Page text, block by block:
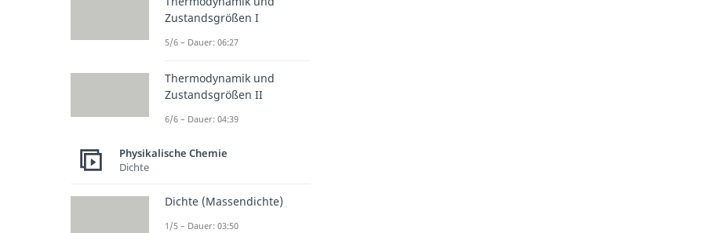
Zustandsgrößen I
5/6 – Dauer: 06:27
Thermodynamik und
Zustandsgrößen II
6/6 – Dauer: 04:39
Physikalische Chemie
Dichte
Dichte (Massendichte)
1/5 – Dauer: 03:50